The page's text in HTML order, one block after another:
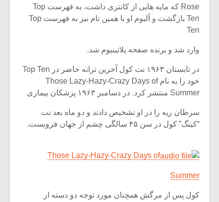
Rose که مایه هایی از کانتری داشت، به فهرست Top
Ten بازگشت و آلبوم او با همین نام نیز به فهرست Top
Ten
وارد شد و برنده صفحه پلاتینیوم شد.
در تابستان ۱۹۶۳ نت کول آخرین ترانه حاضر در Top Ten
خود را به نام Those Lazy-Hazy-Crazy Days of
Summer منتشر کرد. در دسامبر ۱۹۶۳ پزشکان بیماری
سرطان ریه را در او تشخیص دادند و دو ماه بعد نت
“کینگ” کول در سن ۴۵ سالگی چشم از جهان فروبست.
Those Lazy-Hazy-Crazy Days of
Summer
کول پس از مرگش همچنان مورد توجه دو دسته از
اگر نمی توانی
مشهورترین باشی،
موسیقی